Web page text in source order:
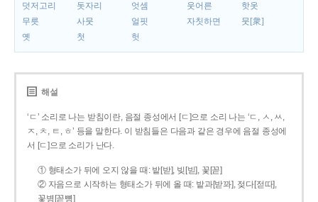
덧저고리 돗자리 엇셈 웃어른
핫옷
무릇
사뭇 얼핏 자칫하면
뭇[衆]
옛
첫 헛
해설
‘ㄷ’ 소리로 나는 받침이란, 음절 종성에서 [ㄷ]으로 소리 나는 ‘ㄷ, ㅅ, ㅆ,
ㅈ, ㅊ, ㅌ, ㅎ’ 등을 말한다. 이 받침들은 다음과 같은 경우에 음절 종성에
서 [ㄷ]으로 소리가 난다.
① 형태소가 뒤에 오지 않을 때: 밭[받], 빚[빋], 꽃[꼳]
② 자음으로 시작하는 형태소가 뒤에 올 때: 밭과[받꽈], 젖다[젇따],
꽃병[꼳뼝]